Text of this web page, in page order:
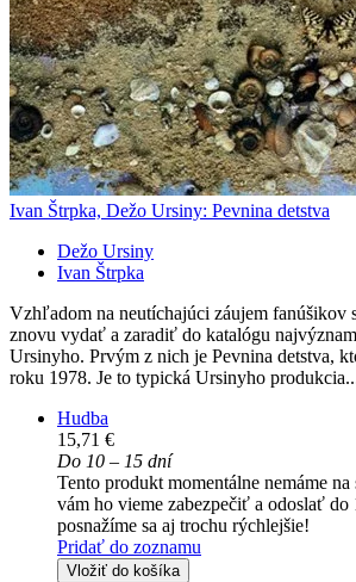
Ivan Štrpka, Dežo Ursiny: Pevnina detstva
Dežo Ursiny
Ivan Štrpka
Vzhľadom na neutíchajúci záujem fanúšikov
znovu vydať a zaradiť do katalógu
Ursinyho. Prvým z nich je Pevnina detstva,
roku 1978. Je to typická Ursinyho
Hudba
15,71 €
Do 10 – 15 dní
Tento produkt momentálne nemáme
vám ho vieme zabezpečiť a odoslať do
posnažíme sa aj trochu rýchlejšie!
Pridať do zoznamu
Vložiť do košíka